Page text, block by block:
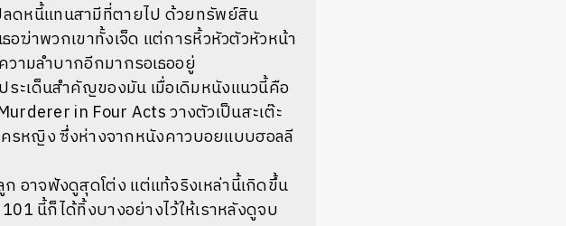
ดหนี้แทนสามีที่ตายไป ด้วยทรัพย์สิน
ฆ่าพวกเขาทั้งเจ็ด แต่การหิ้วหัวตัวหัวหน้า
วามลำบากอีกมากรอเธออยู่
ะเด็นสำคัญของมัน เมื่อเดิมหนังแนวนี้คือ
in Four Acts วางตัวเป็นสะเต๊ะ
ครหญิง ซึ่งห่างจากหนังคาวบอยแบบฮอลลี
อาจฟังดูสุดโต่ง แต่แท้จริงเหล่านี้เกิดขึ้น
นี้ก็ได้ทิ้งบางอย่างไว้ให้เราหลังดูจบ